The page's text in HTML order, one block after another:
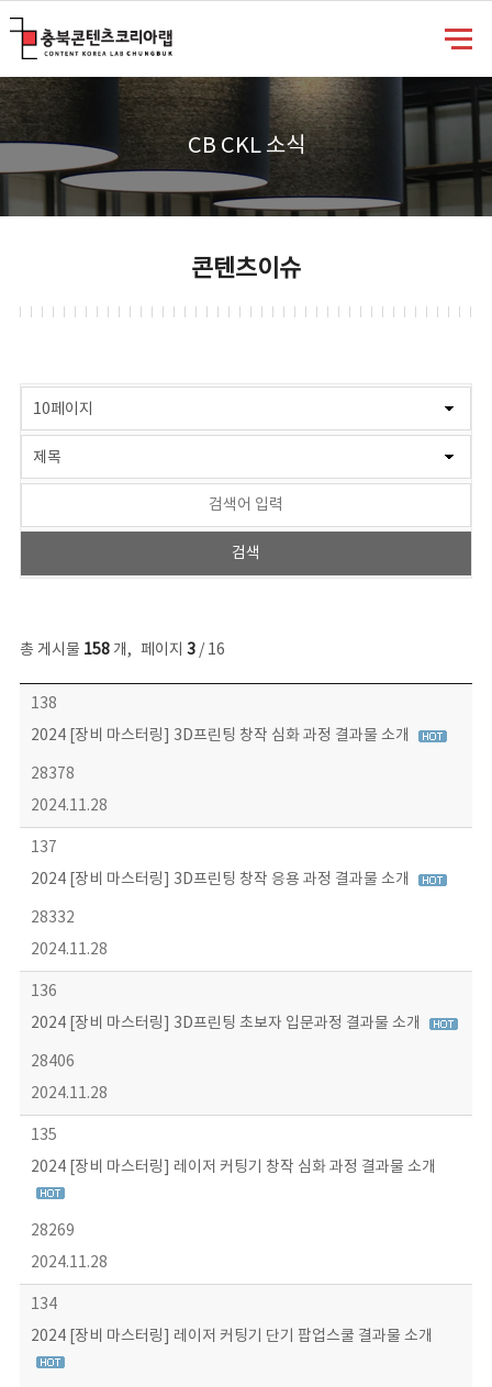
CB CKL 소식
콘텐츠이슈
총 게시물 158개, 페이지 3/ 16
콘텐츠이슈 목록 - 번호, 제목, 작성자, 파일, 조회수, 작성일 정보 제공
138
2024 [장비 마스터링] 3D프린팅 창작 심화 과정 결과물 소개
28378
2024.11.28
137
2024 [장비 마스터링] 3D프린팅 창작 응용 과정 결과물 소개
28332
2024.11.28
136
2024 [장비 마스터링] 3D프린팅 초보자 입문과정 결과물 소개
28406
2024.11.28
135
2024 [장비 마스터링] 레이저 커팅기 창작 심화 과정 결과물 소개
28269
2024.11.28
134
2024 [장비 마스터링] 레이저 커팅기 단기 팝업스쿨 결과물 소개